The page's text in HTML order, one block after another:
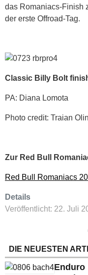
das Romaniacs-Finish
der erste Offroad-Tag.
Classic Billy Bolt
PA: Diana Lomota
Photo credit: Traian
Zur Red Bull
Red Bull Romaniacs
Details
Veröffentlicht: 22. Juli
DIE NEUESTEN
Enduro